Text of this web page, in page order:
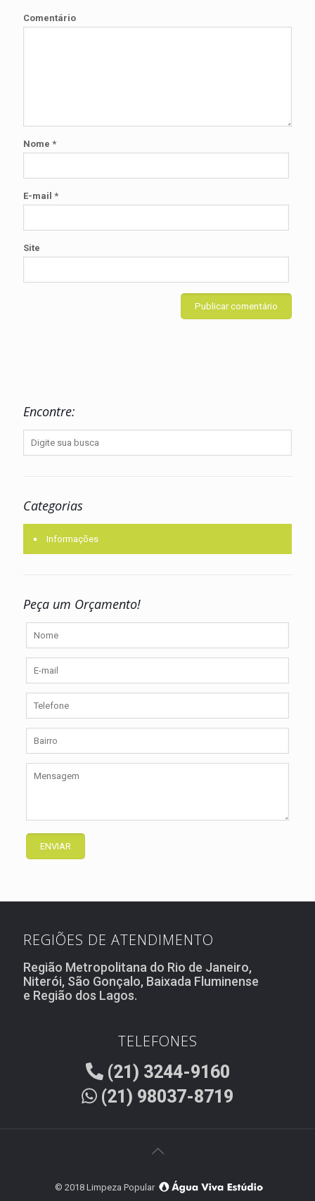
Comentário
Nome *
E-mail *
Site
Encontre:
Categorias
Informações
Peça um Orçamento!
REGIÕES DE ATENDIMENTO
Região Metropolitana do Rio de Janeiro,
Niterói, São Gonçalo, Baixada Fluminense
e Região dos Lagos.
TELEFONES
(21) 3244-9160
(21) 98037-8719
© 2018 Limpeza Popular